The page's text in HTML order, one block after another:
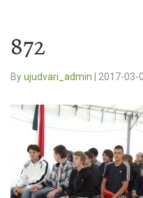
872
Byujudvari_admin 2017-03-